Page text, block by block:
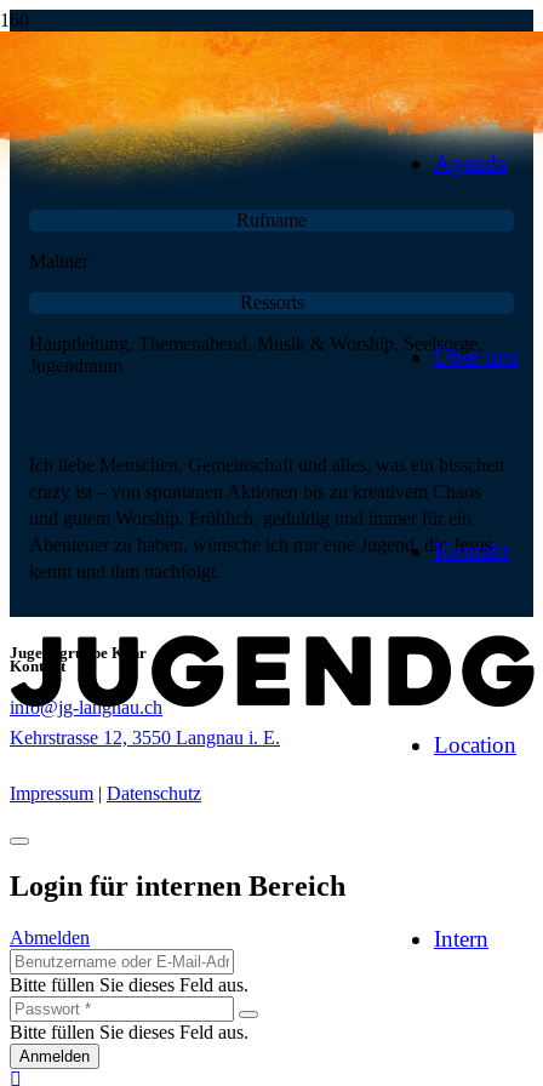
Agenda
Über uns
Kontakt
Location
Intern
Malina Ernst
JG-Hauptleiterin
Rufname
Maliner
Ressorts
Hauptleitung, Themenabend, Musik & Worship, Seelsorge,
Jugendraum
Ich liebe Menschen, Gemeinschaft und alles, was ein bisschen
crazy ist – von spontanen Aktionen bis zu kreativem Chaos
und gutem Worship. Fröhlich, geduldig und immer für ein
Abenteuer zu haben, wünsche ich mir eine Jugend, die Jesus
kennt und ihm nachfolgt.
Jugendgruppe Kehr
Kontakt
info@jg-langnau.ch
Kehrstrasse 12, 3550 Langnau i. E.
Impressum | Datenschutz
Login für internen Bereich
Abmelden
Bitte füllen Sie dieses Feld aus.
Bitte füllen Sie dieses Feld aus.
Anmelden